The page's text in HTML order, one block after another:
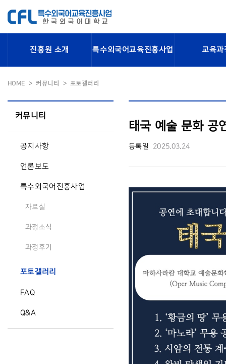
진흥원 소개 특수외국어교육진흥사업 교육과
HOME 커뮤니티 포토갤러리
커뮤니티
공지사항
언론보도
특수외국어진흥사업
자료실
과정소식
과정후기
포토갤러리
FAQ
Q&A
태국 예술 문화 공
등록일 2025.03.24